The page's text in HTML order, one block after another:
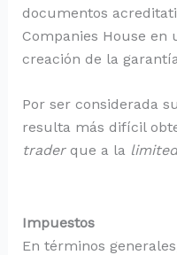
documentos
Companies House en
creación de la
Por ser considerada
resulta más difícil
traderque a la
Impuestos
En términos